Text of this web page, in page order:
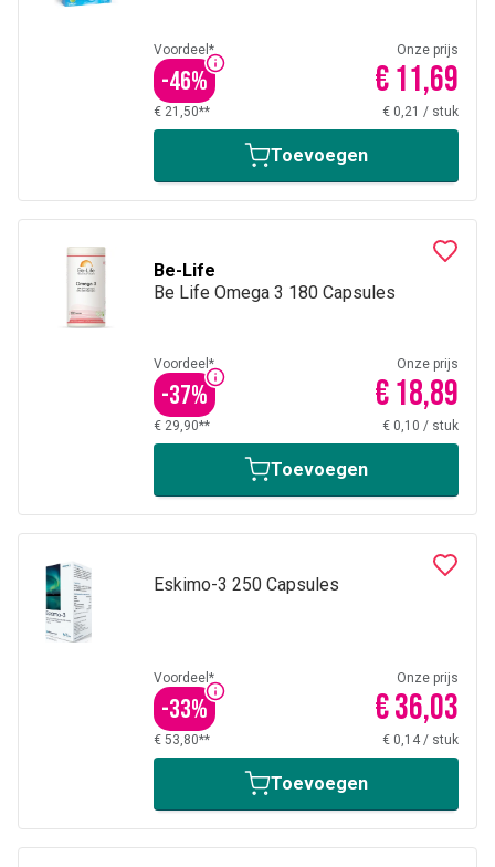
Voordeel*
-46%
Onze prijs
€ 11,69
€ 21,50** € 0,21 / stuk
Toevoegen
Be-Life
Be Life Omega 3 180 Capsules
Voordeel*
-37%
Onze prijs
€ 18,89
€ 29,90** € 0,10 / stuk
Toevoegen
Eskimo-3 250 Capsules
Voordeel*
-33%
Onze prijs
€ 36,03
€ 53,80** € 0,14 / stuk
Toevoegen